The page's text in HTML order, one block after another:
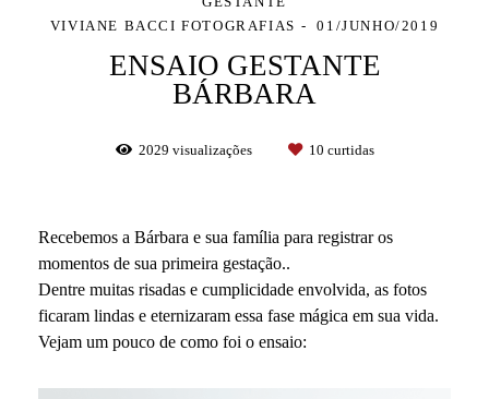
VIVIANE BACCI FOTOGRAFIAS
01/JUNHO/2019
ENSAIO GESTANTE
BÁRBARA
2029 visualizações 10 curtidas
Recebemos a Bárbara e sua família para registrar os
momentos de sua primeira gestação..
Dentre muitas risadas e cumplicidade envolvida, as fotos
ficaram lindas e eternizaram essa fase mágica em sua vida.
Vejam um pouco de como foi o ensaio: